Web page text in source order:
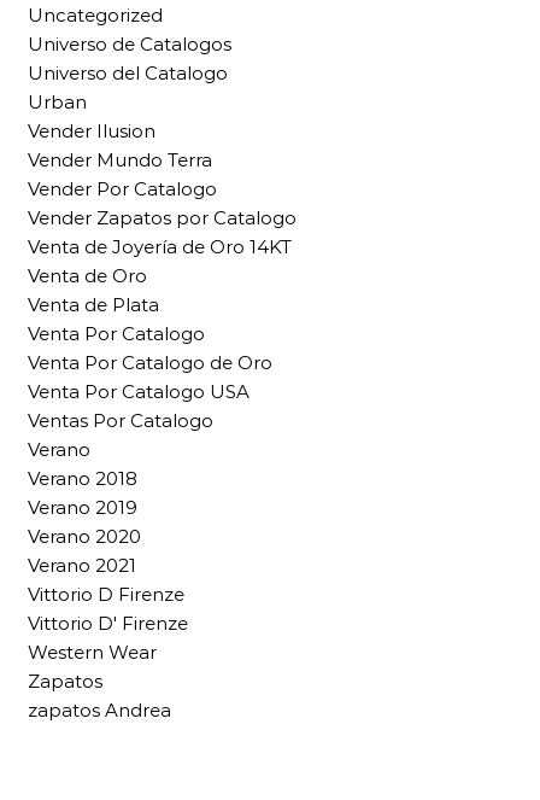
Uncategorized
Universo de Catalogos
Universo del Catalogo
Urban
Vender Ilusion
Vender Mundo Terra
Vender Por Catalogo
Vender Zapatos por Catalogo
Venta de Joyería de Oro 14KT
Venta de Oro
Venta de Plata
Venta Por Catalogo
Venta Por Catalogo de Oro
Venta Por Catalogo USA
Ventas Por Catalogo
Verano
Verano 2018
Verano 2019
Verano 2020
Verano 2021
Vittorio D Firenze
Vittorio D' Firenze
Western Wear
Zapatos
zapatos Andrea